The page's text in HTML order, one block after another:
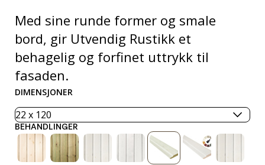
Med sine runde former og smale
bord, gir Utvendig Rustikk et
behagelig og forfinet uttrykk til
fasaden.
DIMENSJONER
BEHANDLINGER